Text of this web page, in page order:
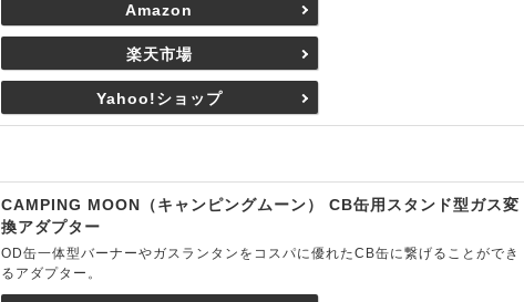
Amazon
楽天市場
Yahoo!ショップ
CAMPING MOON（キャンピングムーン） CB缶用スタンド型ガス変
換アダプター
OD缶一体型バーナーやガスランタンをコスパに優れたCB缶に繋げることができ
るアダプター。